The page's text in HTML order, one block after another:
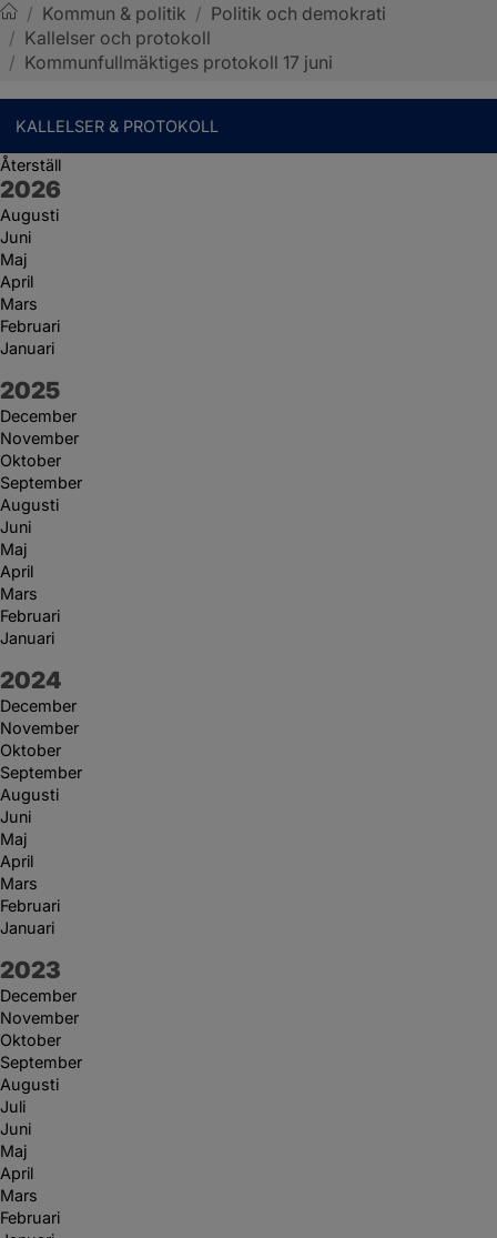
Sotenäs kommun
/ Kommun & politik / Politik och demokrati
/ Kallelser och protokoll
/ Kommunfullmäktiges protokoll 17 juni
KALLELSER & PROTOKOLL
Återställ
År:
2026
Augusti
Juni
Maj
April
Mars
Februari
Januari
År:
2025
December
November
Oktober
September
Augusti
Juni
Maj
April
Mars
Februari
Januari
År:
2024
December
November
Oktober
September
Augusti
Juni
Maj
April
Mars
Februari
Januari
År:
2023
December
November
Oktober
September
Augusti
Juli
Juni
Maj
April
Mars
Februari